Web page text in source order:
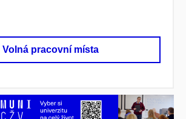
Volná pracovní místa